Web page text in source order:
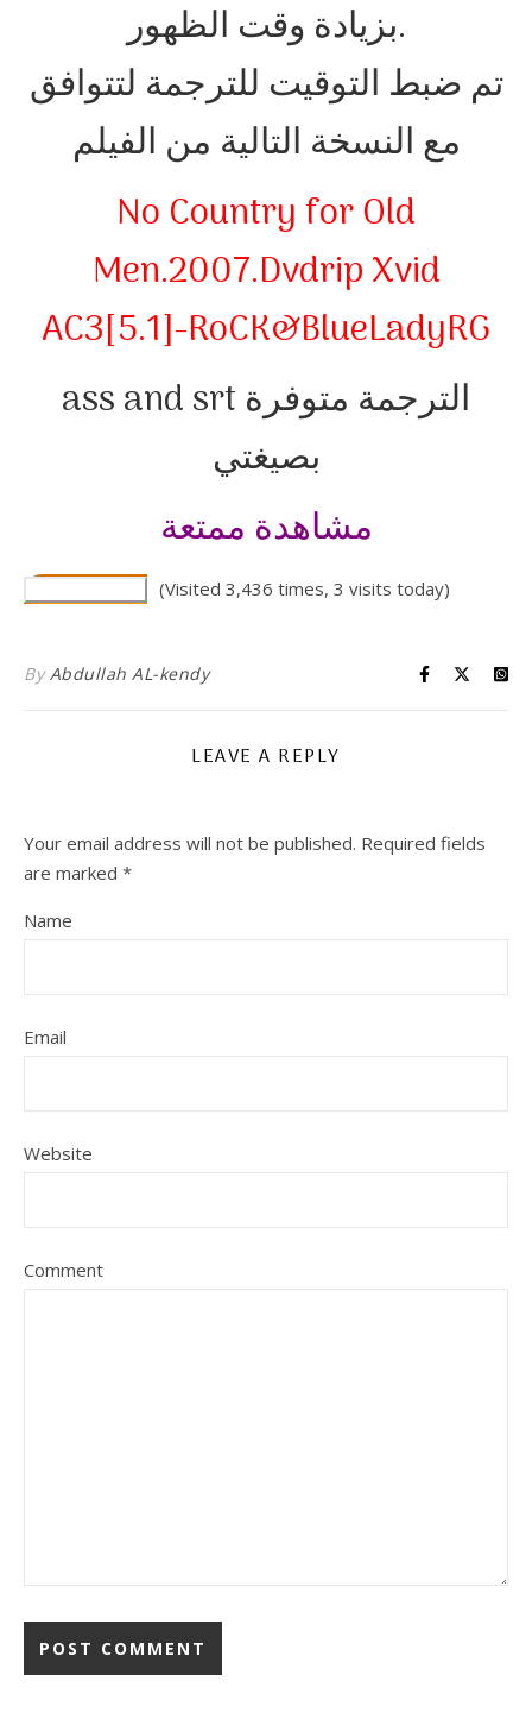
بزيادة وقت الظهور.
تم ضبط التوقيت للترجمة لتتوافق
مع النسخة التالية من الفيلم
No Country for Old
Men.2007.Dvdrip Xvid
AC3[5.1]-RoCK&BlueLadyRG
ass and srt الترجمة متوفرة
بصيغتي
مشاهدة ممتعة
(Visited 3,436 times, 3 visits today)
ByAbdullah AL-kendy
LEAVE A REPLY
Your email address will not be published. Required fields
are marked *
Name
Email
Website
Comment